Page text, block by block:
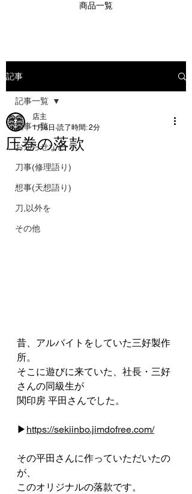
商品一覧
記事
記事一覧
お知らせなど
刀事(修理語り)
想事(天想語り)
刀,以外を
その他
記事一覧
圧巻の落款
店主
1月8日 読了時間: 2分
昔、アルバイトをしていた三好製作
所。
そこに遊びに来ていた、社長・三好
さんの同級生が
関印房 平田さんでした。
▶ https://sekiinbo.jimdofree.com/
その平田さんに作っていただいたの
が、
このオリジナルの落款です。